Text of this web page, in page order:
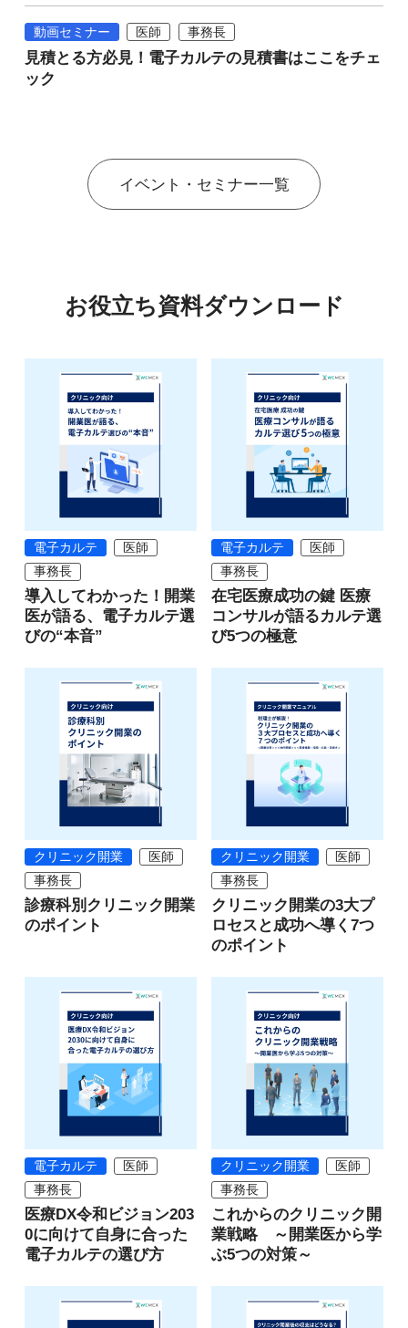
動画セミナー 医師 事務長
見積とる方必見！電子カルテの見積書はここをチェ
ック
イベント・セミナー一覧
お役立ち資料ダウンロード
電子カルテ
医師
事務長
導入してわかった！開業
医が語る、電子カルテ選
びの“本音”
電子カルテ
医師
事務長
在宅医療成功の鍵 医療
コンサルが語るカルテ選
び5つの極意
クリニック開業
医師
事務長
診療科別クリニック開業
のポイント
クリニック開業
医師
事務長
クリニック開業の3大プ
ロセスと成功へ導く7つ
のポイント
電子カルテ
医師
事務長
医療DX令和ビジョン203
0に向けて自身に合った
電子カルテの選び方
クリニック開業
医師
事務長
これからのクリニック開
業戦略 ～開業医から学
ぶ5つの対策～